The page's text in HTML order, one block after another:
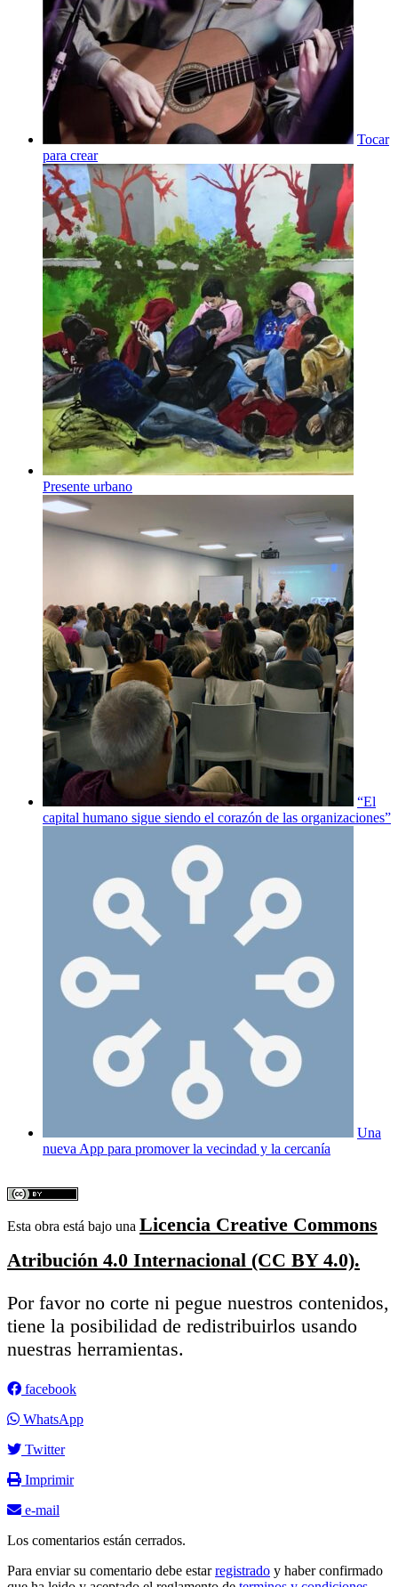
Tocar
para crear
Presente urbano
“El
capital humano sigue siendo el corazón de las organizaciones”
Una
nueva App para promover la vecindad y la cercanía
Esta obra está bajo una Licencia Creative Commons
Atribución 4.0 Internacional (CC BY 4.0).
Por favor no corte ni pegue nuestros contenidos,
tiene la posibilidad de redistribuirlos usando
nuestras herramientas.
facebook
WhatsApp
Twitter
Imprimir
e-mail
Los comentarios están cerrados.
Para enviar su comentario debe estarregistrado y haber confirmado